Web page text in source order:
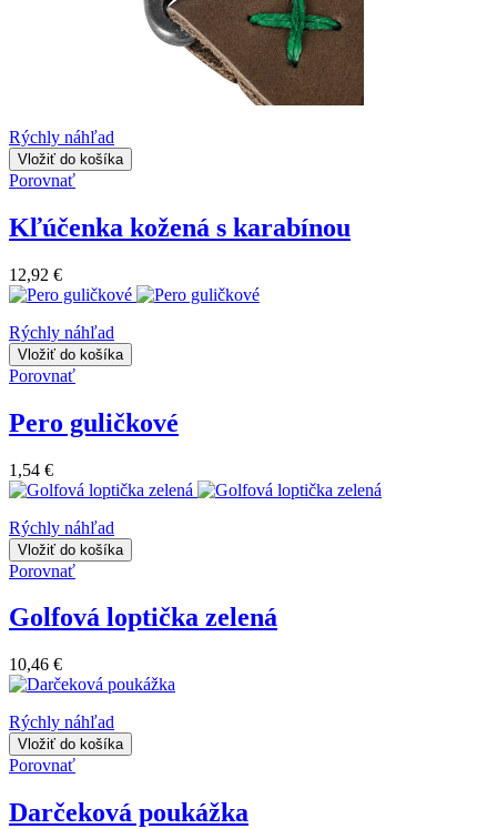
Rýchly náhľad
Vložiť do košíka
Porovnať
Kľúčenka kožená s karabínou
12,92 €
Rýchly náhľad
Vložiť do košíka
Porovnať
Pero guličkové
1,54 €
Rýchly náhľad
Vložiť do košíka
Porovnať
Golfová loptička zelená
10,46 €
Rýchly náhľad
Vložiť do košíka
Porovnať
Darčeková poukážka